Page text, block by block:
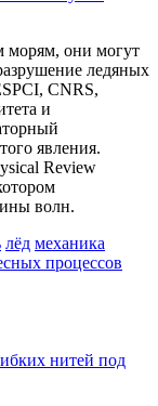
морям, они могут
ледяных
CNRS,
и
явления.
Review
волн.
лёд механика
процессов
нитей под